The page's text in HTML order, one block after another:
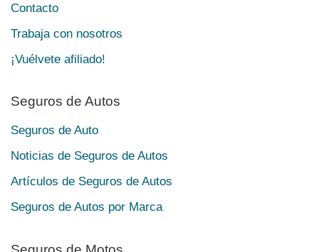
Contacto
Trabaja con nosotros
¡Vuélvete afiliado!
Seguros de Autos
Seguros de Auto
Noticias de Seguros de Autos
Artículos de Seguros de Autos
Seguros de Autos por Marca